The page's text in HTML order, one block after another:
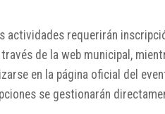
actividades requerirán
de la web municipal,
en la página oficial del
se gestionarán